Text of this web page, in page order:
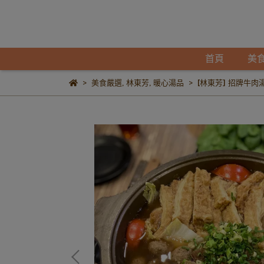
首頁 美
美食嚴選, 林東芳, 暖心湯品 [林東芳] 招牌牛肉